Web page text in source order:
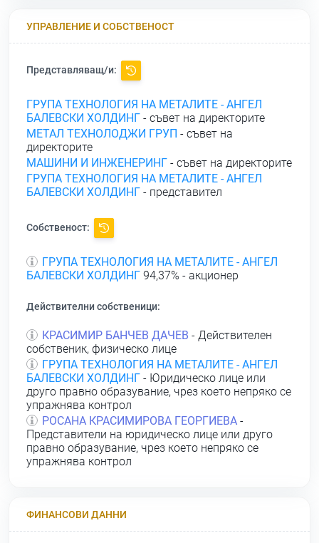
УПРАВЛЕНИЕ И СОБСТВЕНОСТ
Представляващ/и:
ГРУПА ТЕХНОЛОГИЯ НА МЕТАЛИТЕ - АНГЕЛ
БАЛЕВСКИ ХОЛДИНГ - съвет на директорите
МЕТАЛ ТЕХНОЛОДЖИ ГРУП - съвет на
директорите
МАШИНИ И ИНЖЕНЕРИНГ - съвет на директорите
ГРУПА ТЕХНОЛОГИЯ НА МЕТАЛИТЕ - АНГЕЛ
БАЛЕВСКИ ХОЛДИНГ - представител
Собственост:
ГРУПА ТЕХНОЛОГИЯ НА МЕТАЛИТЕ - АНГЕЛ
БАЛЕВСКИ ХОЛДИНГ 94,37% - акционер
Действителни собственици:
КРАСИМИР БАНЧЕВ ДАЧЕВ - Действителен
собственик, физическо лице
ГРУПА ТЕХНОЛОГИЯ НА МЕТАЛИТЕ - АНГЕЛ
БАЛЕВСКИ ХОЛДИНГ - Юридическо лице или
друго правно образувание, чрез което непряко се
упражнява контрол
РОСАНА КРАСИМИРОВА ГЕОРГИЕВА -
Представители на юридическо лице или друго
правно образувание, чрез което непряко се
упражнява контрол
ФИНАНСОВИ ДАННИ